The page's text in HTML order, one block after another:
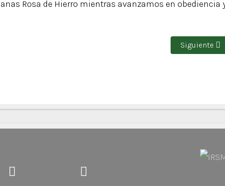
Rosa de Hierro mientras avanzamos en obediencia
Iglesia primitiva Artículo
Siguiente